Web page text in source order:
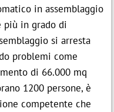
in assemblaggio
più in grado di
si arresta
problemi come
di 66.000 mq
1200 persone, è
competente che